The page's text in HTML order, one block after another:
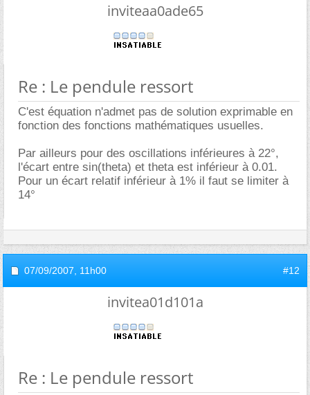
inviteaa0ade65
Re : Le pendule ressort
C'est équation n'admet pas de solution exprimable en
fonction des fonctions mathématiques usuelles.
Par ailleurs pour des oscillations inférieures à 22°,
l'écart entre sin(theta) et theta est inférieur à 0.01.
Pour un écart relatif inférieur à 1% il faut se limiter à
14°
07/09/2007, 11h00 #12
invitea01d101a
Re : Le pendule ressort